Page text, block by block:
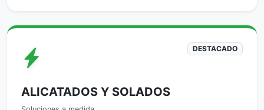
DESTACADO
ALICATADOS Y SOLADOS